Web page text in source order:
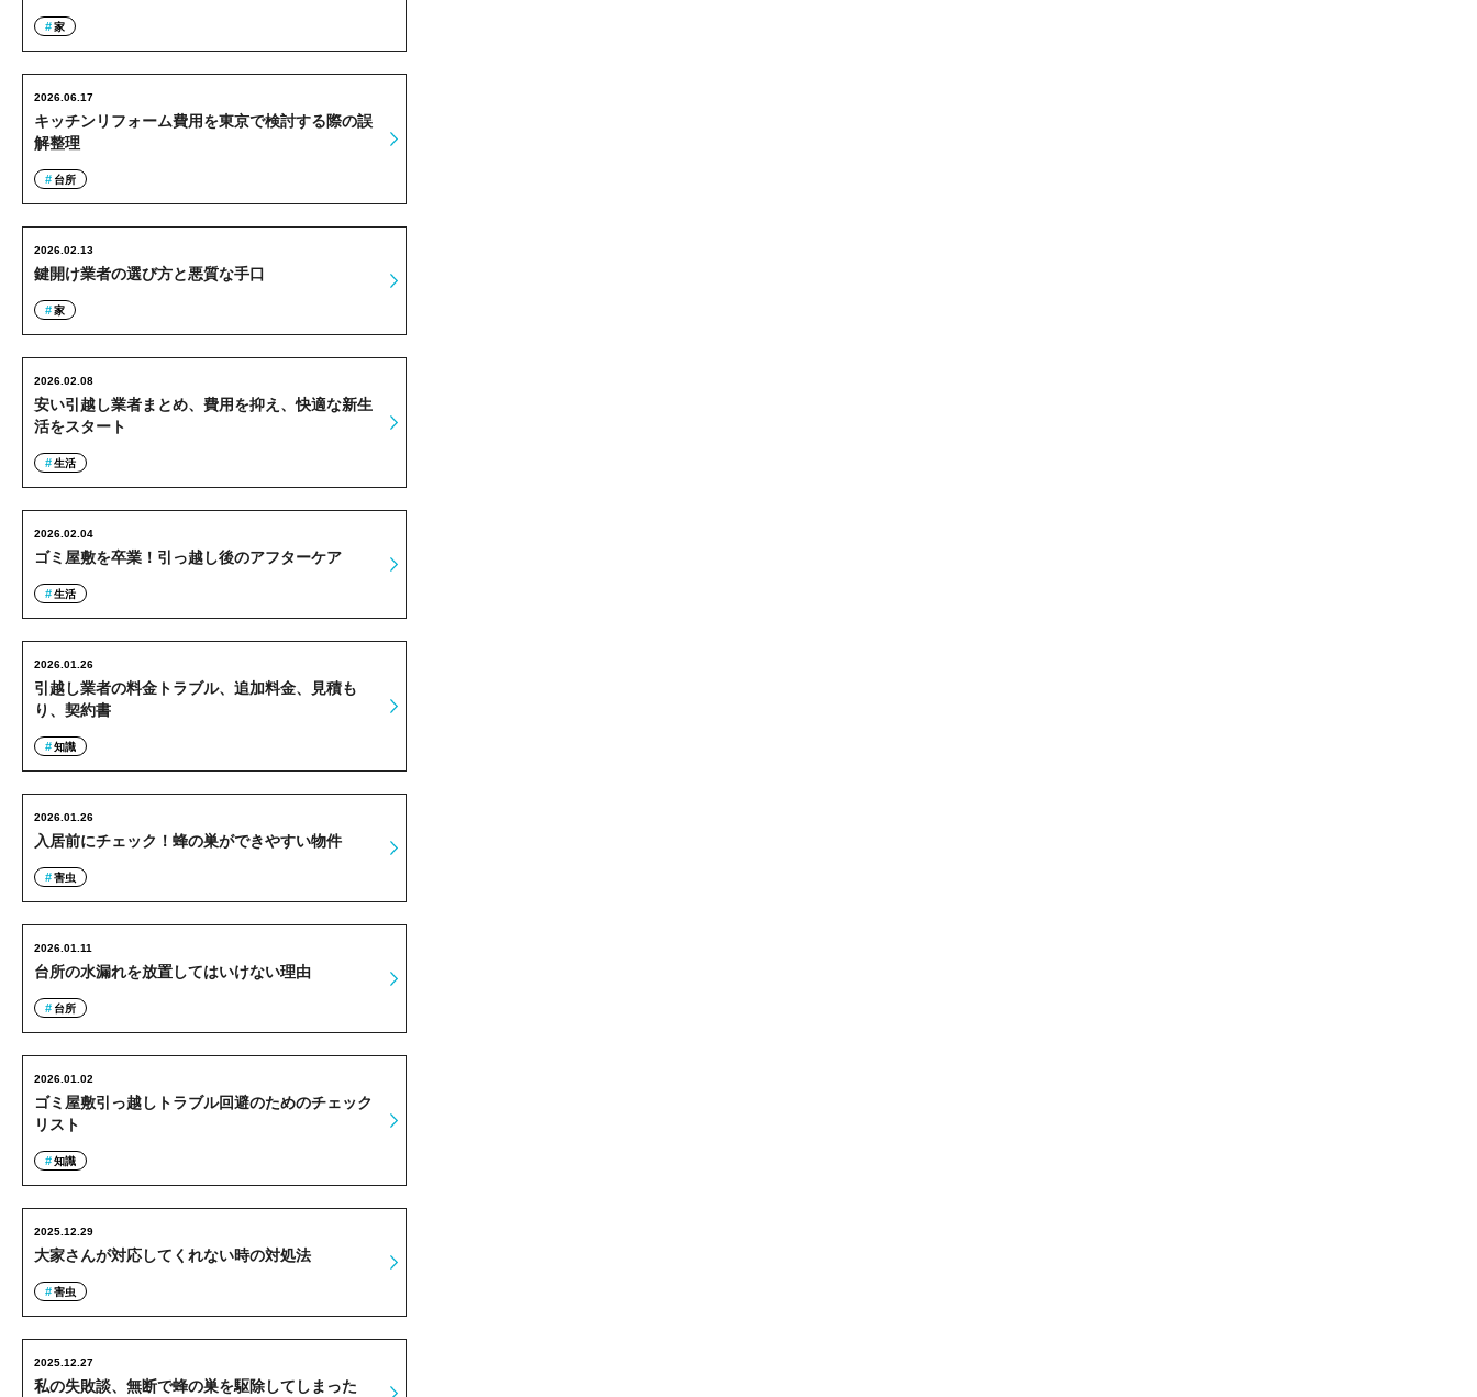
家
キッチンリフォーム費用を東京で検討する際の誤
解整理
2026.06.17
台所
鍵開け業者の選び方と悪質な手口
2026.02.13
家
安い引越し業者まとめ、費用を抑え、快適な新生
活をスタート
2026.02.08
生活
ゴミ屋敷を卒業！引っ越し後のアフターケア
2026.02.04
生活
引越し業者の料金トラブル、追加料金、見積も
り、契約書
2026.01.26
知識
入居前にチェック！蜂の巣ができやすい物件
2026.01.26
害虫
台所の水漏れを放置してはいけない理由
2026.01.11
台所
ゴミ屋敷引っ越しトラブル回避のためのチェック
リスト
2026.01.02
知識
大家さんが対応してくれない時の対処法
2025.12.29
害虫
私の失敗談、無断で蜂の巣を駆除してしまった
2025.12.27